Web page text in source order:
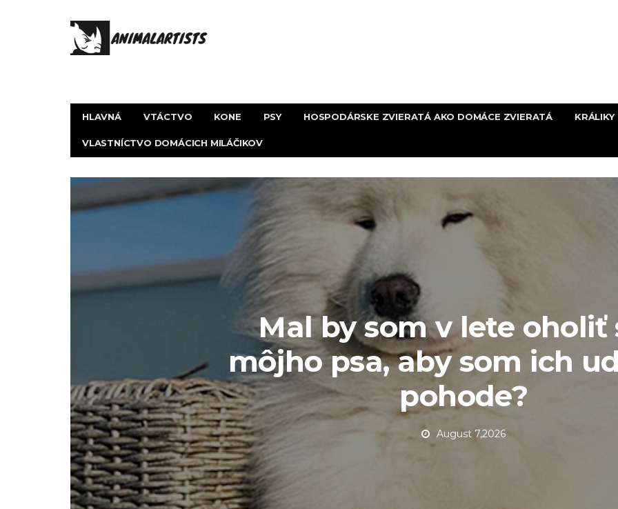
HLAVNÁ VTÁCTVO KONE PSY HOSPODÁRSKE ZVIERATÁ AKO DOMÁCE ZVIERATÁ KRÁLIKY
VLASTNÍCTVO DOMÁCICH MILÁČIKOV
Mal by som v lete oholiť
môjho psa, aby som ich
pohode?
August 7,2026